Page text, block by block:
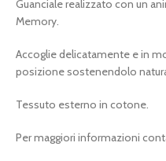
Guanciale realizzato con un
Memory.
Accoglie delicatamente e in
posizione sostenendolo
Tessuto esterno in cotone.
Per maggiori informazioni